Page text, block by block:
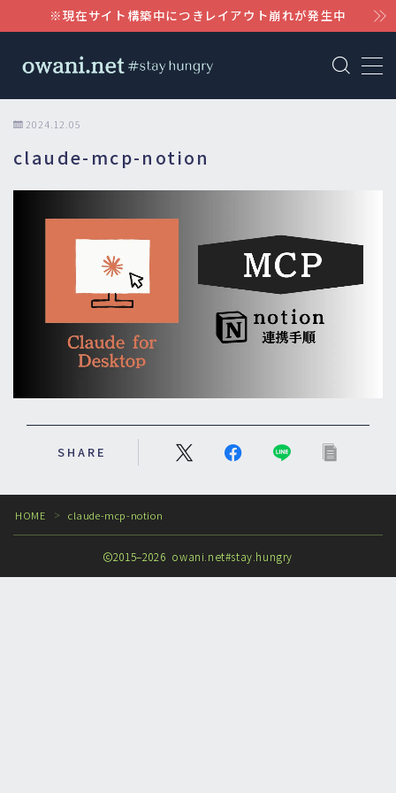
※現在サイト構築中につきレイアウト崩れが発生中
MENU
AWS
Notion
2024.12.05
claude-mcp-notion
SHARE
HOME ＞ claude-mcp-notion
2015–2026 owani.net#stay.hungry